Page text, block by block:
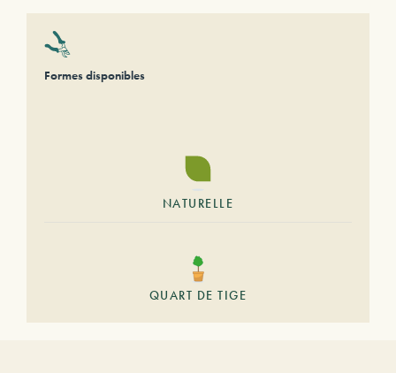
Formes disponibles
NATURELLE
QUART DE TIGE